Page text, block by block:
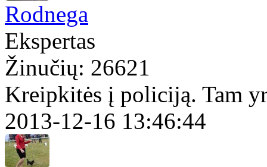
Rodnega
Ekspertas
Žinučių: 26621
Kreipkitės į policiją. Tam
2013-12-16 13:46:44